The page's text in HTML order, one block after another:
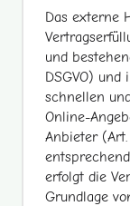
Das externe
und
DSGVO)
schnellen
Online-
Anbieter (Art.
erfolgt die
Grundlage